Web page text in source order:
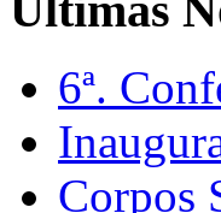
6ª.
Corpos